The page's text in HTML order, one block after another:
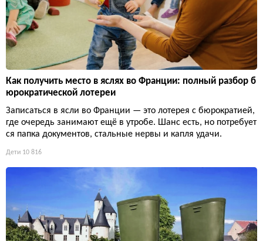
Как получить место в яслях во Франции: полный разбор б
юрократической лотереи
Записаться в ясли во Франции — это лотерея с бюрократией,
где очередь занимают ещё в утробе. Шанс есть, но потребует
ся папка документов, стальные нервы и капля удачи.
Дети 10 816